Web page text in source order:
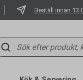
Beställ innan